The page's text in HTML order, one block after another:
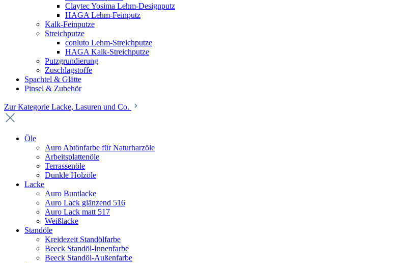
Claytec Yosima Lehm-Designputz
HAGA Lehm-Feinputz
Kalk-Feinputze
Streichputze
conluto Lehm-Streichputze
HAGA Kalk-Streichputze
Putzgrundierung
Zuschlagstoffe
Spachtel & Glätte
Pinsel & Zubehör
Zur Kategorie Lacke, Lasuren und Co.
Öle
Auro Abtönfarbe für Naturharzöle
Arbeitsplattenöle
Terrassenöle
Dunkle Holzöle
Lacke
Auro Buntlacke
Auro Lack glänzend 516
Auro Lack matt 517
Weißlacke
Standöle
Kreidezeit Standölfarbe
Beeck Standöl-Innenfarbe
Beeck Standöl-Außenfarbe